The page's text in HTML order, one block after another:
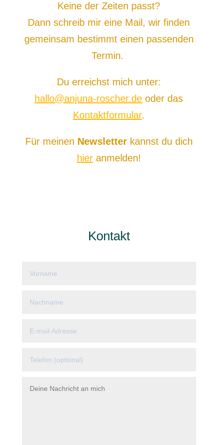
Keine der Zeiten passt?
Dann schreib mir eine Mail, wir finden
gemeinsam bestimmt einen passenden
Termin.
Du erreichst mich unter:
hallo@anjuna-roscher.de oder das
Kontaktformular.
Für meinen Newsletterkannst du dich
hieranmelden!
Kontakt